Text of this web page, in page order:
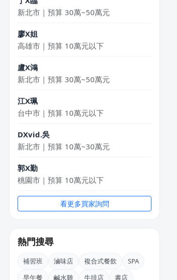
新北市｜預算 30萬~50萬元
廖X姐
高雄市｜預算 10萬元以下
盧X鴻
新北市｜預算 30萬~50萬元
江X珮
台中市｜預算 10萬元以下
DXvid.吳
新北市｜預算 10萬~30萬元
郭X勤
桃園市｜預算 10萬元以下
陳X姐
台北市｜預算 10萬~30萬元
新北市｜預算 10萬元以下
丁X臨
新北市｜預算 30萬~50萬元
看更多買家詢問
熱門搜尋
補習班 滷味店 複合式餐飲
SPA
早午餐
鹹水雞 牛排店
書店